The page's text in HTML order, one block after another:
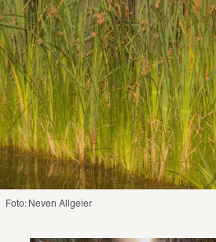
Foto: Neven Allgeier